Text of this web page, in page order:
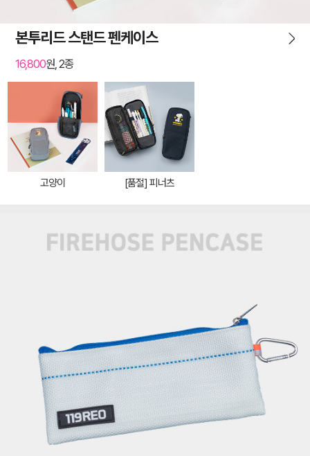
본투리드 스탠드 펜케이스
16,800원, 2종
고양이 [품절] 피너츠